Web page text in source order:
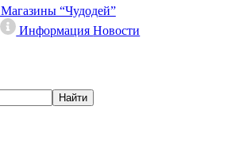
Магазины “Чудодей”
ИнформацияНовости
Найти